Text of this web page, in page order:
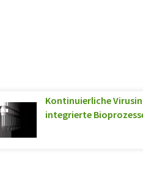
Kontinuierliche
integrierte